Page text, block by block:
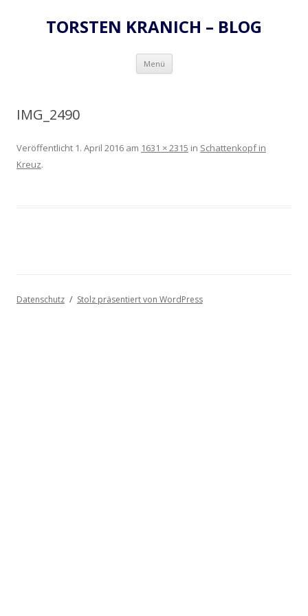
TORSTEN KRANICH – BLOG
Menü Zum
springen
IMG_2490
Veröffentlicht 1. April 2016 am 1631 × 2315 in Schattenkopf in
Kreuz.
Datenschutz Stolz präsentiert von WordPress